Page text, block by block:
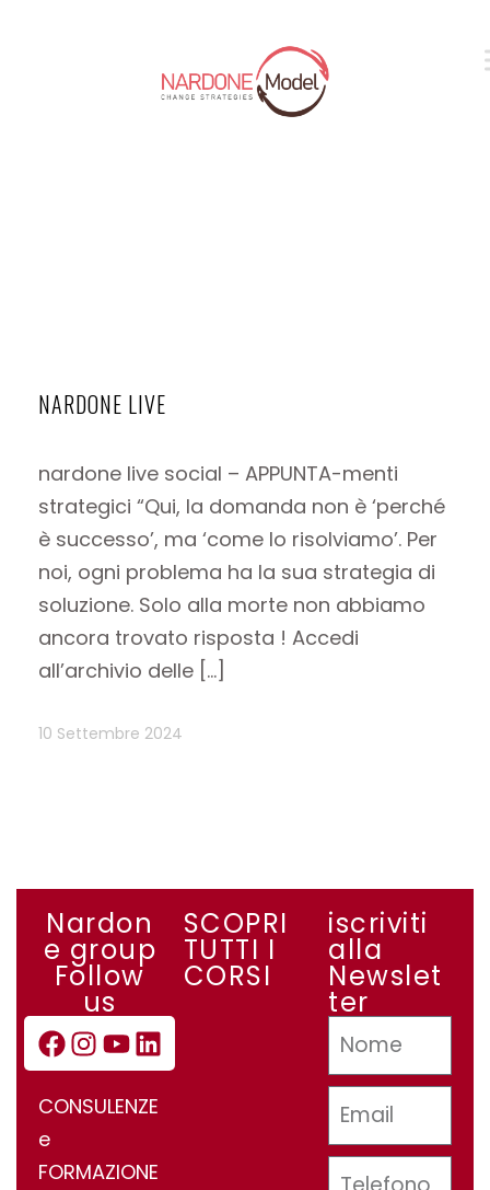
NARDONE LIVE
nardone live social – APPUNTA-menti
strategici “Qui, la domanda non è ‘perché
è successo’, ma ‘come lo risolviamo’. Per
noi, ogni problema ha la sua strategia di
soluzione. Solo alla morte non abbiamo
ancora trovato risposta ! Accedi
all’archivio delle […]
10 Settembre 2024
Nardon
e group
Follow
us
CONSULENZE
e
FORMAZIONE
SCOPRI
TUTTI I
CORSI
iscriviti
alla
Newslet
ter